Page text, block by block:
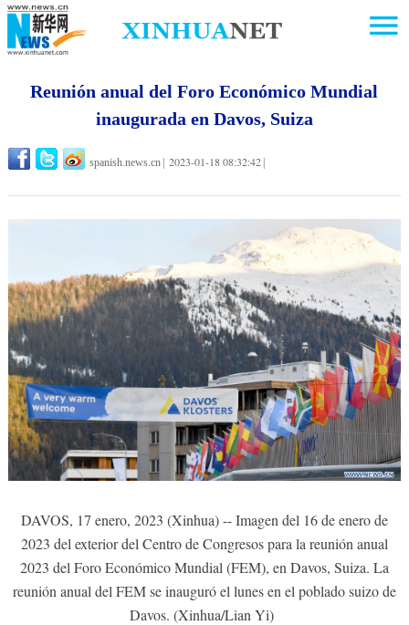
Reunión anual del Foro Económico Mundial
inaugurada en Davos, Suiza
spanish.news.cn 2023-01-18 08:32:42
DAVOS, 17 enero, 2023 (Xinhua) -- Imagen del 16 de enero de
2023 del exterior del Centro de Congresos para la reunión anual
2023 del Foro Económico Mundial (FEM), en Davos, Suiza. La
reunión anual del FEM se inauguró el lunes en el poblado suizo de
Davos. (Xinhua/Lian Yi)